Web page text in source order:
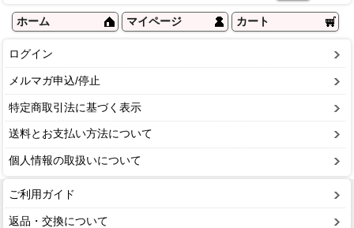
ホーム マイページ カート
ログイン
メルマガ申込/停止
特定商取引法に基づく表示
送料とお支払い方法について
個人情報の取扱いについて
ご利用ガイド
返品・交換について